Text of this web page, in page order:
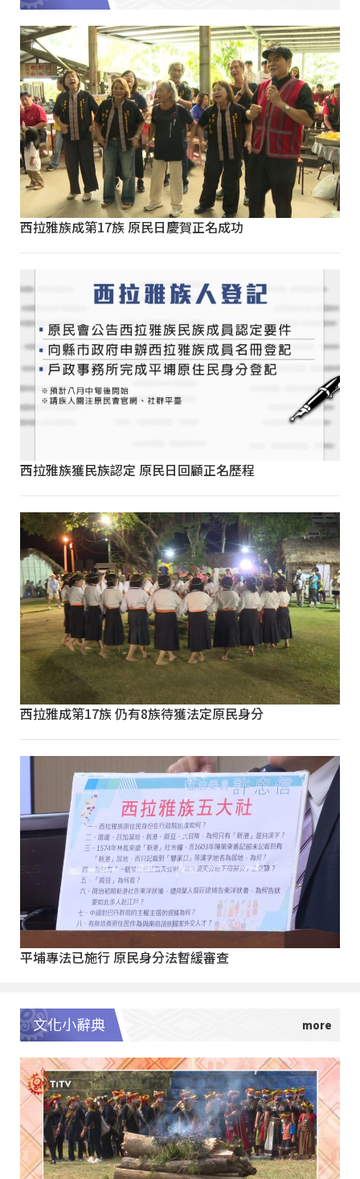
西拉雅族成第17族 原民日慶賀正名成功
西拉雅族獲民族認定 原民日回顧正名歷程
西拉雅成第17族 仍有8族待獲法定原民身分
平埔專法已施行 原民身分法暫緩審查
文化小辭典